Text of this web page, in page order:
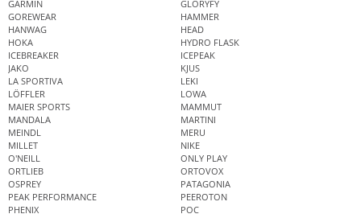
GARMIN
GLORYFY
GOREWEAR
HAMMER
HANWAG
HEAD
HOKA
HYDRO FLASK
ICEBREAKER
ICEPEAK
JAKO
KJUS
LA SPORTIVA
LEKI
LÖFFLER
LOWA
MAIER SPORTS
MAMMUT
MANDALA
MARTINI
MEINDL
MERU
MILLET
NIKE
O'NEILL
ONLY PLAY
ORTLIEB
ORTOVOX
OSPREY
PATAGONIA
PEAK PERFORMANCE
PEEROTON
PHENIX
POC